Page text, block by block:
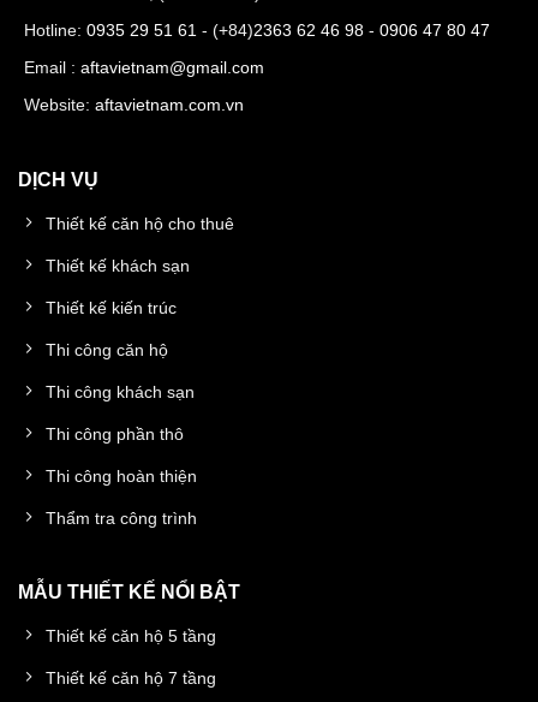
Hotline: 0935 29 51 61 - (+84)2363 62 46 98 - 0906 47 80 47
Email : aftavietnam@gmail.com
Website: aftavietnam.com.vn
DỊCH VỤ
Thiết kế căn hộ cho thuê
Thiết kế khách sạn
Thiết kế kiến trúc
Thi công căn hộ
Thi công khách sạn
Thi công phần thô
Thi công hoàn thiện
Thẩm tra công trình
MẪU THIẾT KẾ NỔI BẬT
Thiết kế căn hộ 5 tầng
Thiết kế căn hộ 7 tầng